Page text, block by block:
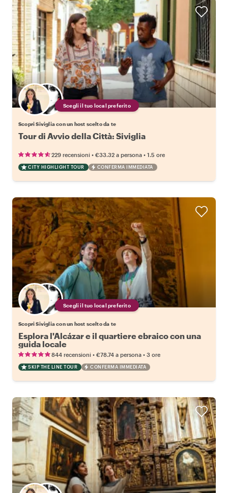
Scegli il tuo local preferito
Scopri Siviglia con un host scelto da te
Tour di Avvio della Città: Siviglia
229 recensioni • €33.32 a persona • 1.5 ore
CITY HIGHLIGHT TOUR CONFERMA IMMEDIATA
Scegli il tuo local preferito
Scopri Siviglia con un host scelto da te
Esplora l'Alcázar e il quartiere ebraico con una
guida locale
844 recensioni • €78.74 a persona • 3 ore
SKIP THE LINE TOUR CONFERMA IMMEDIATA